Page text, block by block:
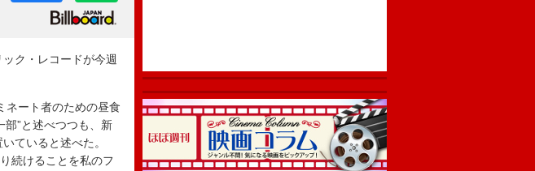
ク・レコードが今週
ート者のための昼食
”と述べつつも、新
ていると述べた。
続けることを私のフ